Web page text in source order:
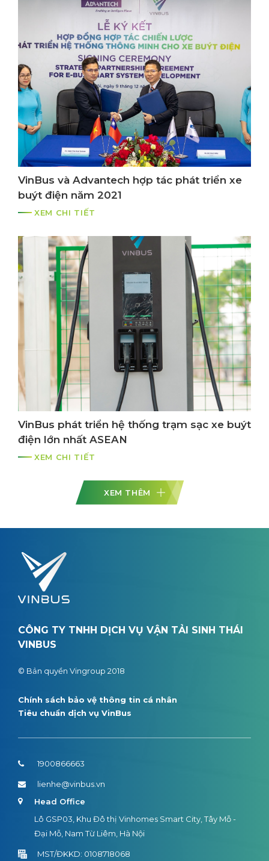
VinBus và Advantech hợp tác phát triển xe
buýt điện năm 2021
XEM CHI TIẾT
VinBus phát triển hệ thống trạm sạc xe buýt
điện lớn nhất ASEAN
XEM CHI TIẾT
XEM THÊM
CÔNG TY TNHH DỊCH VỤ VẬN TẢI SINH THÁI
VINBUS
© Bản quyền Vingroup 2018
Chính sách bảo vệ thông tin cá nhân
Tiêu chuẩn dịch vụ VinBus
1900866663
lienhe@vinbus.vn
Head Office
Lô GSP03, Khu Đô thị Vinhomes Smart City, Tây Mỗ -
Đại Mỗ, Nam Từ Liêm, Hà Nội
MST/ĐKKD: 0108718068